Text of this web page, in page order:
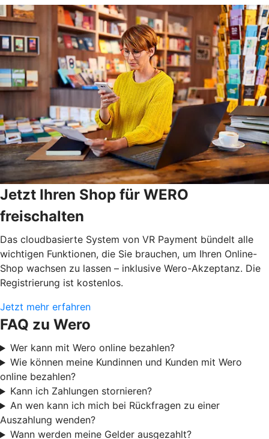
Jetzt Ihren Shop für WERO
freischalten
Das cloudbasierte System von VR Payment bündelt alle
wichtigen Funktionen, die Sie brauchen, um Ihren Online-
Shop wachsen zu lassen – inklusive Wero-Akzeptanz. Die
Registrierung ist kostenlos.
Jetzt mehr erfahren
FAQ zu Wero
Wer kann mit Wero online bezahlen?
Wie können meine Kundinnen und Kunden mit Wero
online bezahlen?
Kann ich Zahlungen stornieren?
An wen kann ich mich bei Rückfragen zu einer
Auszahlung wenden?
Wann werden meine Gelder ausgezahlt?